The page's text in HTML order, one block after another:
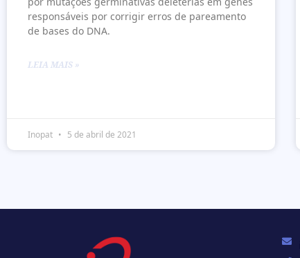
responsáveis por corrigir erros de pareamento
de bases do DNA.
LEIA MAIS »
Inopat 5 de abril de 2021